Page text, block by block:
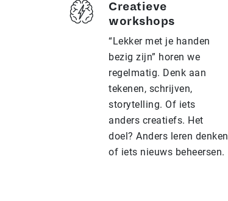
Creatieve
workshops
“Lekker met je handen
bezig zijn” horen we
regelmatig. Denk aan
tekenen, schrijven,
storytelling. Of iets
anders creatiefs. Het
doel? Anders leren denken
of iets nieuws beheersen.